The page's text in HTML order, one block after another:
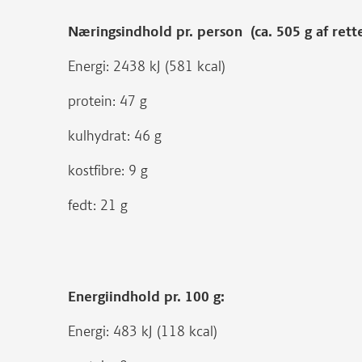
Næringsindhold pr. person (ca. 505 g af
Energi: 2438 kJ (581 kcal)
protein: 47 g
kulhydrat: 46 g
kostfibre: 9 g
fedt: 21 g
Energiindhold pr. 100 g:
Energi: 483 kJ (118 kcal)